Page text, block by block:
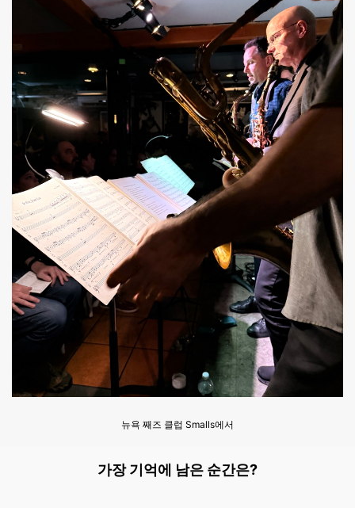
뉴욕 째즈 클럽 Smalls에서
가장 기억에 남은 순간은?